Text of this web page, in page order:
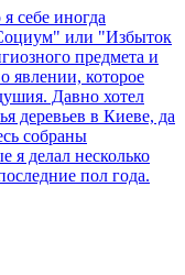
себе иногда
или "Избыток
предмета и
явлении, которое
Давно хотел
деревьев в Киеве, да
собраны
я делал несколько
пол года.